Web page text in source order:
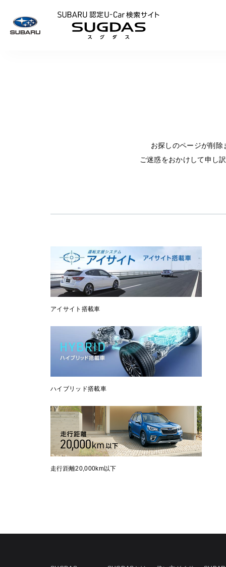
お探しのページが削
ご迷惑をおかけして申し
アイサイト搭載車
ハイブリッド搭載車
走行距離20,000km以下